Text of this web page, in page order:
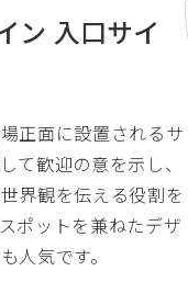
ン 入口サイ
正面に設置されるサ
て歓迎の意を示し、
界観を伝える役割を
ポットを兼ねたデザ
人気です。